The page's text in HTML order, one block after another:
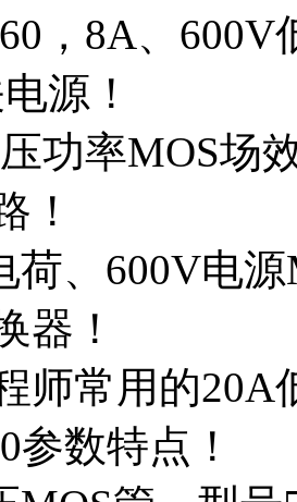
，8A、
源！
功率MOS场
！
荷、600V电
器！
师常用的20A
参数特点！